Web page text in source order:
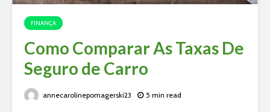
FINANÇA
Como Comparar As Taxas De
Seguro de Carro
annecarolinepomagerski23 5 min read